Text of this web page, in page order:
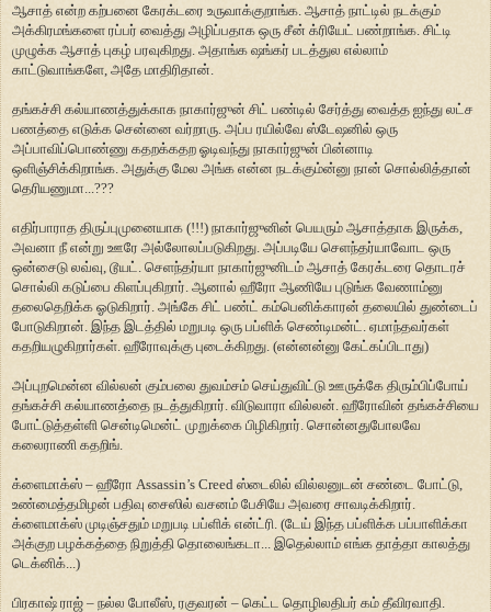
ஆசாத் என்ற கற்பனை கேரக்டரை உருவாக்குறாங்க. ஆசாத் நாட்டில் நடக்கும்
அக்கிரமங்களை ரப்பர் வைத்து அழிப்பதாக ஒரு சீன் க்ரியேட் பண்றாங்க. சிட்டி
முழுக்க ஆசாத் புகழ் பரவுகிறது. அதாங்க ஷங்கர் படத்துல எல்லாம்
காட்டுவாங்களே, அதே மாதிரிதான்.
தங்கச்சி கல்யாணத்துக்காக நாகார்ஜுன் சிட் பண்டில் சேர்த்து வைத்த ஐந்து லட்ச
பணத்தை எடுக்க சென்னை வர்றாரு. அப்ப ரயில்வே ஸ்டேஷனில் ஒரு
அப்பாவிப்பொண்ணு கதறக்கதற ஓடிவந்து நாகார்ஜுன் பின்னாடி
ஒளிஞ்சிக்கிறாங்க. அதுக்கு மேல அங்க என்ன நடக்கும்ன்னு நான் சொல்லித்தான்
தெரியணுமா...???
எதிர்பாராத திருப்புமுனையாக (!!!) நாகார்ஜுனின் பெயரும் ஆசாத்தாக இருக்க,
அவனா நீ என்று ஊரே அல்லோலப்படுகிறது. அப்படியே செளந்தர்யாவோட ஒரு
ஒன்சைடு லவ்வு, டூயட். செளந்தர்யா நாகார்ஜுனிடம் ஆசாத் கேரக்டரை தொடரச்
சொல்லி கடுப்பை கிளப்புகிறார். ஆனால் ஹீரோ ஆணியே புடுங்க வேணாம்னு
தலைதெறிக்க ஓடுகிறார். அங்கே சிட் பண்ட் கம்பெனிக்காரன் தலையில் துண்டைப்
போடுகிறான். இந்த இடத்தில் மறுபடி ஒரு பப்ளிக் செண்டிமன்ட். ஏமாந்தவர்கள்
கதறியழுகிறார்கள். ஹீரோவுக்கு புடைக்கிறது. (என்னன்னு கேட்கப்பிடாது)
அப்புறமென்ன வில்லன் கும்பலை துவம்சம் செய்துவிட்டு ஊருக்கே திரும்பிப்போய்
தங்கச்சி கல்யாணத்தை நடத்துகிறார். விடுவாரா வில்லன். ஹீரோவின் தங்கச்சியை
போட்டுத்தள்ளி சென்டிமென்ட் முறுக்கை பிழிகிறார். சொன்னதுபோலவே
கலைராணி கதறிங்.
க்ளைமாக்ஸ் – ஹீரோ Assassin’s Creed ஸ்டைலில் வில்லனுடன் சண்டை போட்டு,
உண்மைத்தமிழன் பதிவு சைஸில் வசனம் பேசியே அவரை சாவடிக்கிறார்.
க்ளைமாக்ஸ் முடிஞ்சதும் மறுபடி பப்ளிக் என்ட்ரி. (டேய் இந்த பப்ளிக்க பப்பாளிக்கா
அக்குற பழக்கத்தை நிறுத்தி தொலைங்கடா... இதெல்லாம் எங்க தாத்தா காலத்து
டெக்னிக்...)
பிரகாஷ் ராஜ் – நல்ல போலீஸ், ரகுவரன் – கெட்ட தொழிலதிபர் கம் தீவிரவாதி.